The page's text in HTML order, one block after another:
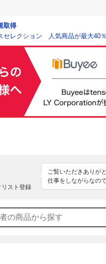
取得
セレクション 人気商品が最大40％
リスト登録
ご覧いただきありが
仕事をしながらなの
札をお願いします。